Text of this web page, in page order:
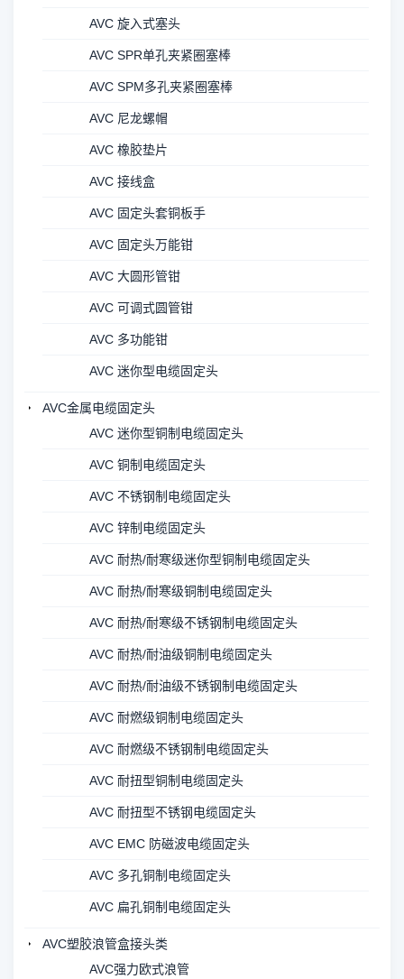
AVC 旋入式塞头
AVC SPR单孔夹紧圈塞棒
AVC SPM多孔夹紧圈塞棒
AVC 尼龙螺帽
AVC 橡胶垫片
AVC 接线盒
AVC 固定头套铜板手
AVC 固定头万能钳
AVC 大圆形管钳
AVC 可调式圆管钳
AVC 多功能钳
AVC 迷你型电缆固定头
AVC金属电缆固定头
AVC 迷你型铜制电缆固定头
AVC 铜制电缆固定头
AVC 不锈钢制电缆固定头
AVC 锌制电缆固定头
AVC 耐热/耐寒级迷你型铜制电缆固定头
AVC 耐热/耐寒级铜制电缆固定头
AVC 耐热/耐寒级不锈钢制电缆固定头
AVC 耐热/耐油级铜制电缆固定头
AVC 耐热/耐油级不锈钢制电缆固定头
AVC 耐燃级铜制电缆固定头
AVC 耐燃级不锈钢制电缆固定头
AVC 耐扭型铜制电缆固定头
AVC 耐扭型不锈钢电缆固定头
AVC EMC 防磁波电缆固定头
AVC 多孔铜制电缆固定头
AVC 扁孔铜制电缆固定头
AVC塑胶浪管盒接头类
AVC强力欧式浪管